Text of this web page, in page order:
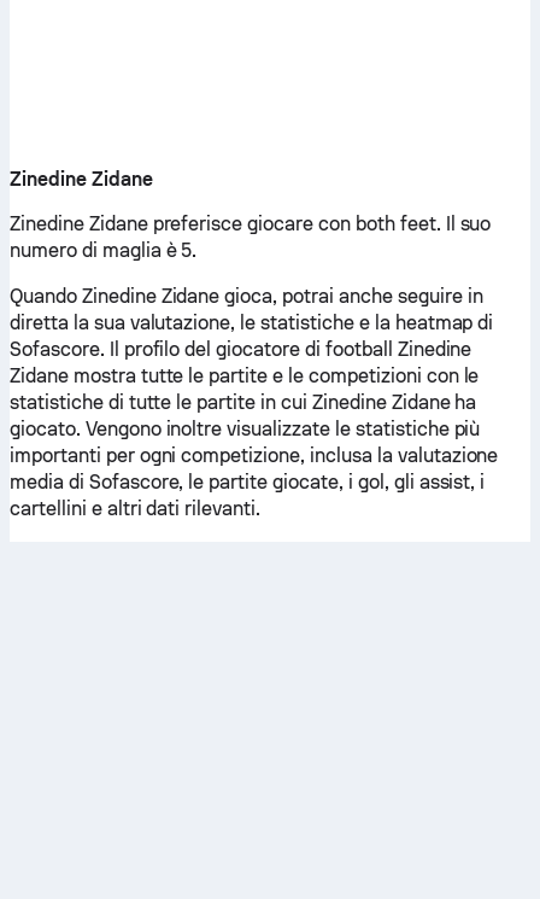
Zinedine Zidane
Zinedine Zidane preferisce giocare con both feet. Il suo
numero di maglia è 5.
Quando Zinedine Zidane gioca, potrai anche seguire in
diretta la sua valutazione, le statistiche e la heatmap di
Sofascore. Il profilo del giocatore di football Zinedine
Zidane mostra tutte le partite e le competizioni con le
statistiche di tutte le partite in cui Zinedine Zidane ha
giocato. Vengono inoltre visualizzate le statistiche più
importanti per ogni competizione, inclusa la valutazione
media di Sofascore, le partite giocate, i gol, gli assist, i
cartellini e altri dati rilevanti.